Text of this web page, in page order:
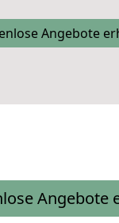
Angebote
Angebote